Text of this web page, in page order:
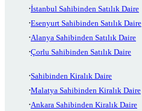
İstanbul Sahibinden Satılık Daire
Esenyurt Sahibinden Satılık Daire
Alanya Sahibinden Satılık Daire
Çorlu Sahibinden Satılık Daire
Sahibinden Kiralık Daire
Malatya Sahibinden Kiralık Daire
Ankara Sahibinden Kiralık Daire